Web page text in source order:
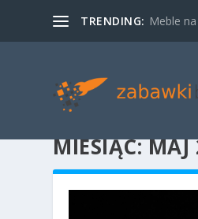
TRENDING: Meble
MIESIĄC:MAJ